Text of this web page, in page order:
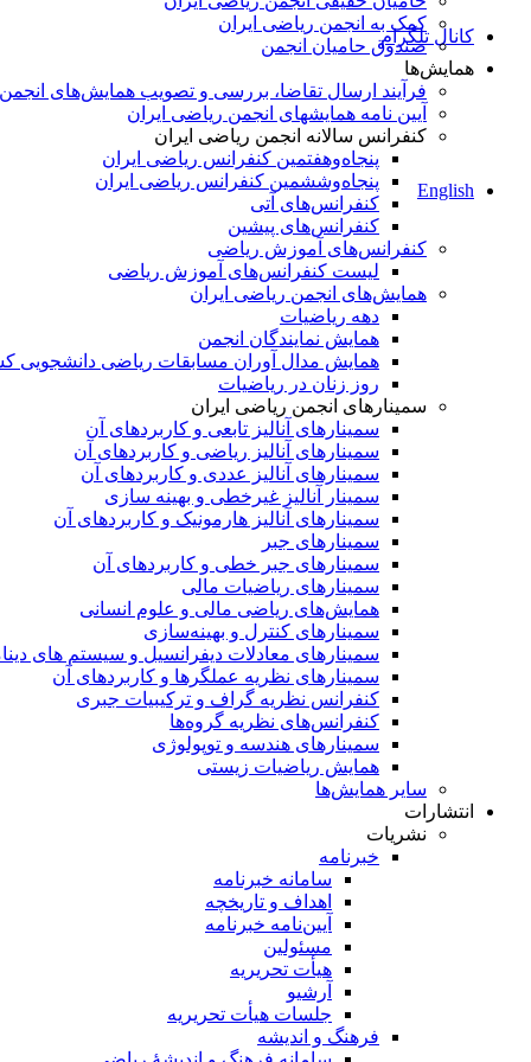
کانال تلگرام
English
کمک به انجمن ریاضی ایران
صندوق حامیان انجمن
همایش‌ها
فرآیند ارسال تقاضا، بررسی و تصویب همایش‌های انجمن
آیین نامه همایشهای انجمن ریاضی ایران
کنفرانس‌ سالانه انجمن ریاضی ایران
پنجاه‌و‌هفتمین کنفرانس ریاضی ایران
پنجاه‌و‌ششمین کنفرانس ریاضی ایران
کنفرانس‌های آتی
کنفرانس‎‌های پیشین
کنفرانس‌های آموزش ریاضی
لیست کنفرانس‌های آموزش ریاضی
همایش‌های انجمن ریاضی ایران
دهه ریاضیات
همایش نمایندگان انجمن
همایش مدال آوران مسابقات ریاضی دانشجویی
روز زنان در ریاضیات
سمینارهای انجمن ریاضی ایران
سمینارهای آنالیز تابعی و کاربردهای آن
سمینارهای آنالیز ریاضی و کاربردهای آن
سمینارهای آنالیز عددی و کاربردهای آن
سمینار آنالیز غیرخطی و بهینه سازی
سمینارهای آنالیز هارمونیک و کاربردهای آن
سمینار‌های جبر
سمینارهای جبر خطی و کاربردهای آن
سمینار‌های ریاضیات مالی
همایش‌های ریاضی مالی و علوم انسانی
سمینارهای کنترل و بهینه‌سازی
سمینارهای معادلات دیفرانسیل و سیستم های
سمینار‌های نظریه عملگرها و کاربردهای آن
کنفرانس نظریه گراف و ترکیبیات جبری
کنفرانس‌های نظریه گروه‌ها
سمینار‌های هندسه و توپولوژی
همایش ریاضیات زیستی
سایر همایش‌ها
انتشارات
نشریات
خبرنامه
سامانه خبرنامه
اهداف و تاریخچه
آیین‌نامه خبرنامه
مسئولین
هیأت تحریریه
آرشیو
جلسات هیأت تحریریه
فرهنگ و اندیشه